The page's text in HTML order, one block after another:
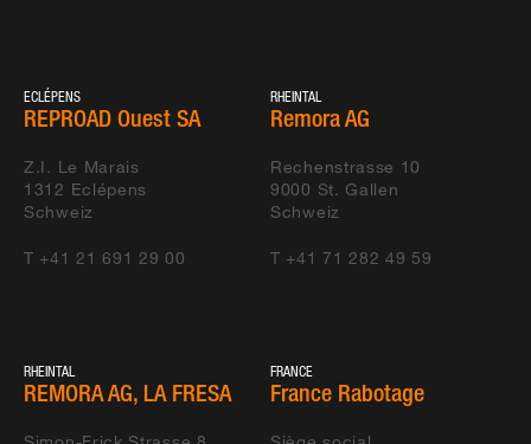
HEFENHOFEN
A1 STADTAUTOBAHN ST. GALLEN
ARGE
UMFAHRUNGSSTRASSE
TOLDO AG
BAHNHOF FLAWIL WALO AG
ECLÉPENS
REPROAD Ouest SA
Z.I. Le Marais
1312 Eclépens
Schweiz
T +41 21 691 29 00
RHEINTAL
Remora AG
Rechenstrasse 10
9000 St. Gallen
Schweiz
T +41 71 282 49 59
RHEINTAL
REMORA AG, LA FRESA
FRANCE
France Rabotage